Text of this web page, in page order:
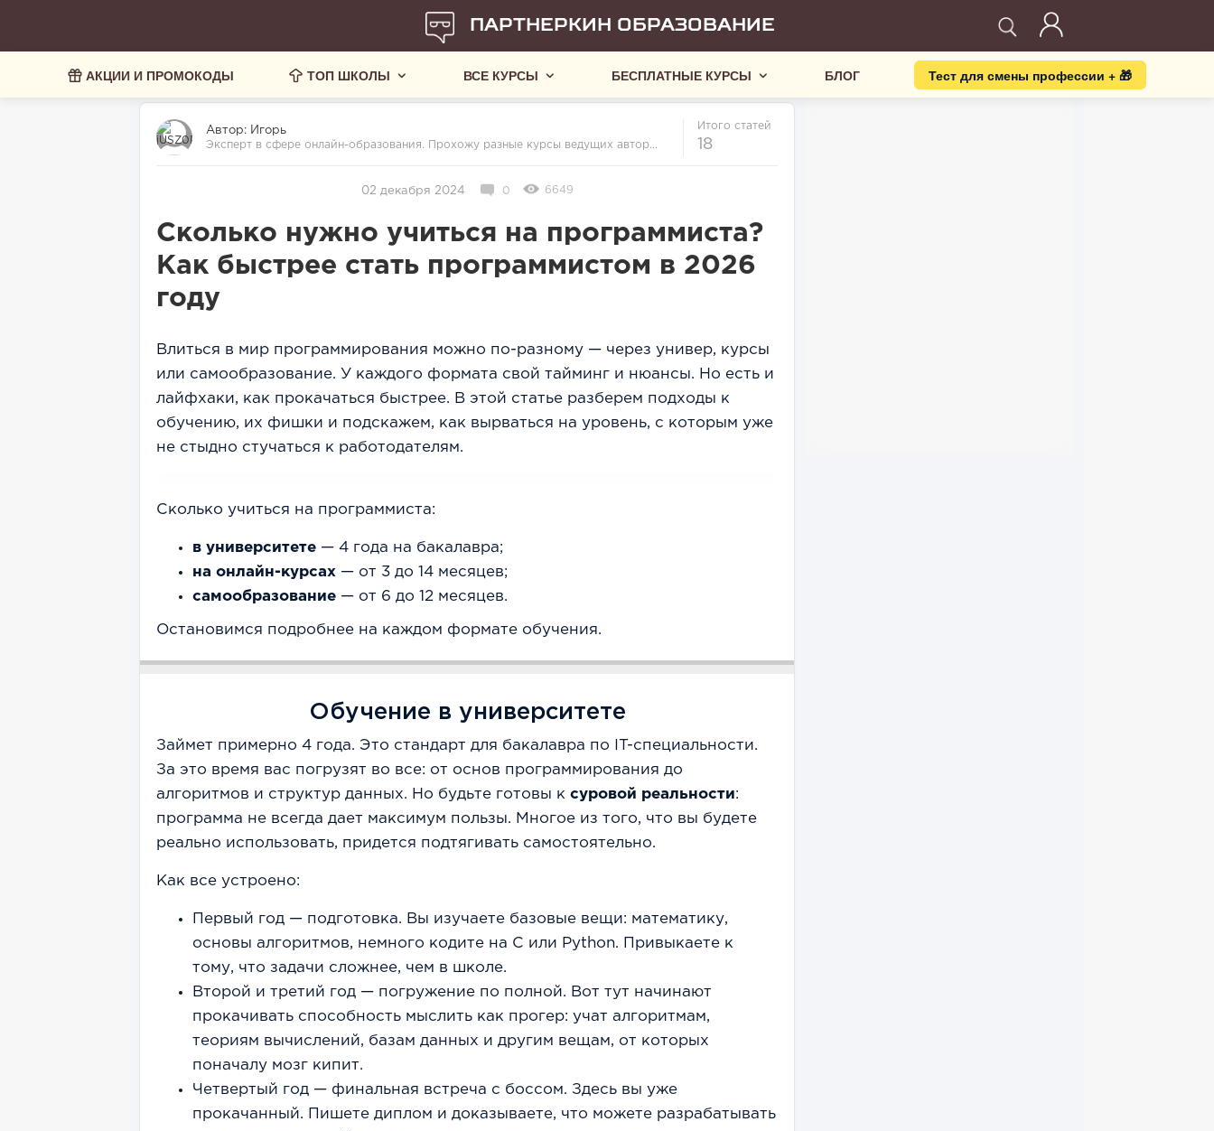
ПАРТНЕРКИН ОБРАЗОВАНИЕ
АКЦИИ И ПРОМОКОДЫ ТОП ШКОЛЫ ВСЕ КУРСЫ БЕСПЛАТНЫЕ КУРСЫ БЛОГ Тест для смены профессии + 🎁
Автор: Игорь
Эксперт в сфере онлайн-образования. Прохожу разные курсы ведущих автор...
Итогостатей
18
02 декабря 2024 0 6649
Сколько нужно учиться на программиста?
Как быстрее стать программистом в 2026
году
Влиться в мир программирования можно по-разному — через универ, курсы
или самообразование. У каждого формата свой тайминг и нюансы. Но есть и
лайфхаки, как прокачаться быстрее. В этой статье разберем подходы к
обучению, их фишки и подскажем, как вырваться на уровень, с которым уже
не стыдно стучаться к работодателям.
Сколько учиться на программиста:
в университете — 4 года на бакалавра;
на онлайн-курсах — от 3 до 14 месяцев;
самообразование — от 6 до 12 месяцев.
Остановимся подробнее на каждом формате обучения.
Обучение в университете
Займет примерно 4 года. Это стандарт для бакалавра по IT-специальности.
За это время вас погрузят во все: от основ программирования до
алгоритмов и структур данных. Но будьте готовы к суровой реальности:
программа не всегда дает максимум пользы. Многое из того, что вы будете
реально использовать, придется подтягивать самостоятельно.
Как все устроено:
Первый год — подготовка. Вы изучаете базовые вещи: математику,
основы алгоритмов, немного кодите на C или Python. Привыкаете к
тому, что задачи сложнее, чем в школе.
Второй и третий год — погружение по полной. Вот тут начинают
прокачивать способность мыслить как прогер: учат алгоритмам,
теориям вычислений, базам данных и другим вещам, от которых
поначалу мозг кипит.
Четвертый год — финальная встреча с боссом. Здесь вы уже
прокачанный. Пишете диплом и доказываете, что можете разрабатывать